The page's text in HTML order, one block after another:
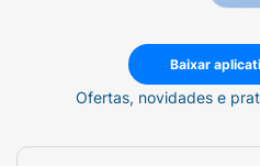
Baixar
Ofertas, novidades e